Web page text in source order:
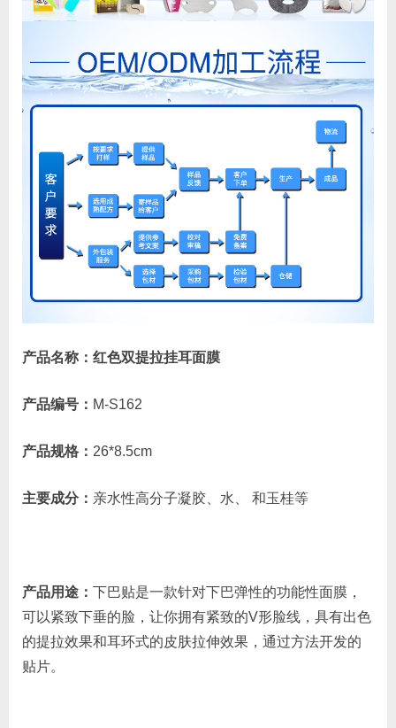
产品名称：红色双提拉挂耳面膜
产品编号： M-S162
产品规格： 26*8.5cm
主要成分： 亲水性高分子凝胶、水、 和玉桂等
产品用途： 下巴贴是一款针对下巴弹性的功能性面膜，
可以紧致下垂的脸，让你拥有紧致的V形脸线，具有出色
的提拉效果和耳环式的皮肤拉伸效果，通过方法开发的
贴片。